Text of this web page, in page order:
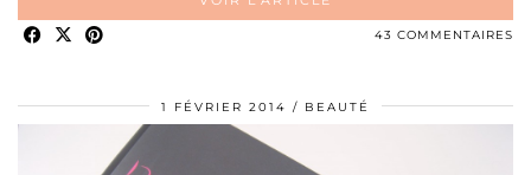
43 COMMENTAIRES
1 FÉVRIER 2014 BEAUTÉ